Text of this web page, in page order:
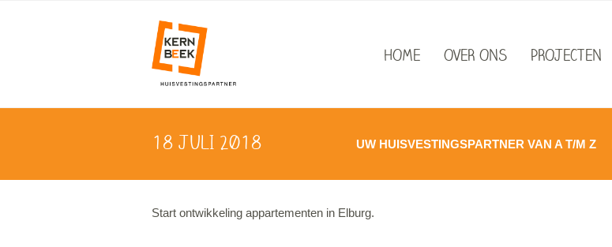
HOME OVER ONS PROJECTEN
18 JULI 2018 UW HUISVESTINGSPARTNER VAN A T/M Z
Start ontwikkeling appartementen in Elburg.